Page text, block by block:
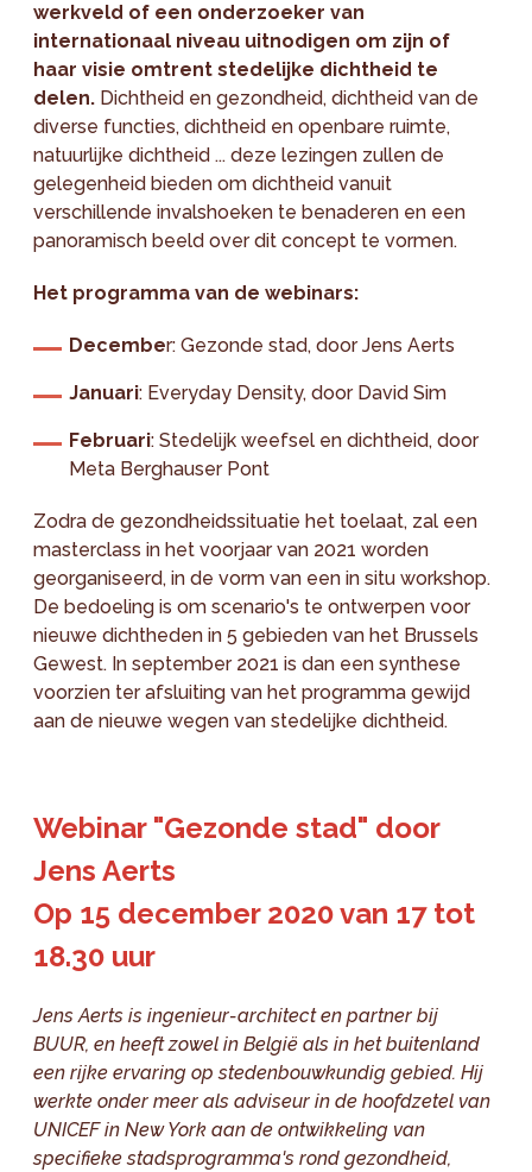
werkveld of een onderzoeker van
internationaal niveau uitnodigen om zijn of
haar visie omtrent stedelijke dichtheid te
delen. Dichtheid en gezondheid, dichtheid van de
diverse functies, dichtheid en openbare ruimte,
natuurlijke dichtheid ... deze lezingen zullen de
gelegenheid bieden om dichtheid vanuit
verschillende invalshoeken te benaderen en een
panoramisch beeld over dit concept te vormen.
Het programma van de webinars:
December: Gezonde stad, door Jens Aerts
Januari: Everyday Density, door David Sim
Februari: Stedelijk weefsel en dichtheid, door
Meta Berghauser Pont
Zodra de gezondheidssituatie het toelaat, zal een
masterclass in het voorjaar van 2021 worden
georganiseerd, in de vorm van een in situ workshop.
De bedoeling is om scenario's te ontwerpen voor
nieuwe dichtheden in 5 gebieden van het Brussels
Gewest. In september 2021 is dan een synthese
voorzien ter afsluiting van het programma gewijd
aan de nieuwe wegen van stedelijke dichtheid.
Webinar "Gezonde stad" door
Jens Aerts
Op 15 december 2020 van 17 tot
18.30 uur
Jens Aerts is ingenieur-architect en partner bij
BUUR, en heeft zowel in België als in het buitenland
een rijke ervaring op stedenbouwkundig gebied. Hij
werkte onder meer als adviseur in de hoofdzetel van
UNICEF in New York aan de ontwikkeling van
specifieke stadsprogramma's rond gezondheid,